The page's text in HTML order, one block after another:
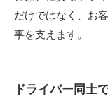
だけではなく、お
事を支えます。
ドライバー同士